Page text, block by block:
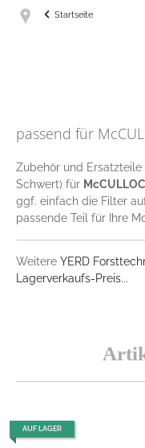
Startseite
passend für
Zubehör und
Schwert) für
ggf. einfach die Filter
passende Teil für Ihre
Weitere YERD
Lagerverkaufs-Preis...
AUF LAGER